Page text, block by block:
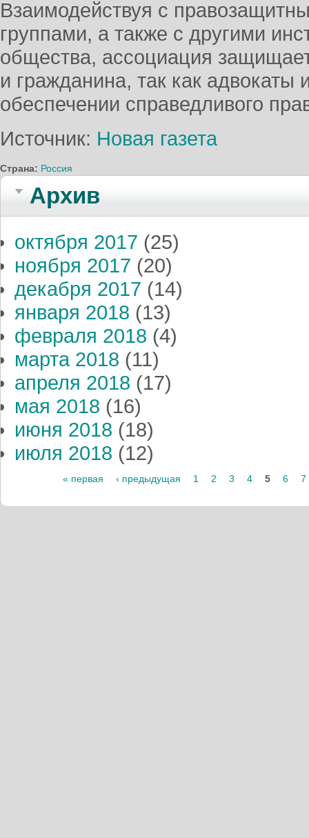
Взаимодействуя с
группами, а также с другими
общества, ассоциация
и гражданина, так как
обеспечении справедливого
Источник: Новая газета
Страна: Россия
Архив
октября 2017 (25)
ноября 2017 (20)
декабря 2017 (14)
января 2018 (13)
февраля 2018 (4)
марта 2018 (11)
апреля 2018 (17)
мая 2018 (16)
июня 2018 (18)
июля 2018 (12)
« первая ‹ предыдущая 1 2 3 4 5 6 7